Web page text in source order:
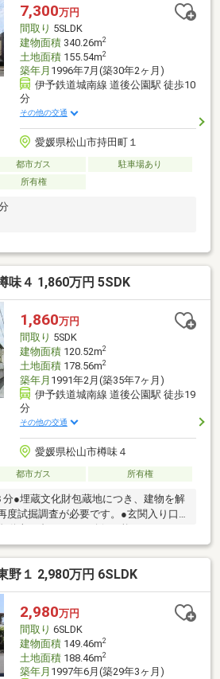
7,300万円
間取り 5SLDK
建物面積340.26m2
土地面積155.54m2
築年月 1996年7月(築30年2ヶ月)
伊予鉄道城南線 道後公園駅 徒歩10
分
その他の交通
愛媛県松山市持田町１
都市ガス
駐車場あり
所有権
味４ 1,860万円 5SDK
1,860万円
間取り 5SDK
建物面積120.52m2
土地面積178.56m2
築年月 1991年2月(築35年7ヶ月)
伊予鉄道城南線 道後公園駅 徒歩19
分
その他の交通
愛媛県松山市樽味４
都市ガス 所有権
●埋蔵文化財包蔵地につき、建物を解
度試掘調査が必要です。●玄関入り口
動車１台スペース確保可能。
野１ 2,980万円 6SLDK
2,980万円
間取り 6SLDK
建物面積149.46m2
土地面積188.46m2
築年月 1997年6月(築29年3ヶ月)